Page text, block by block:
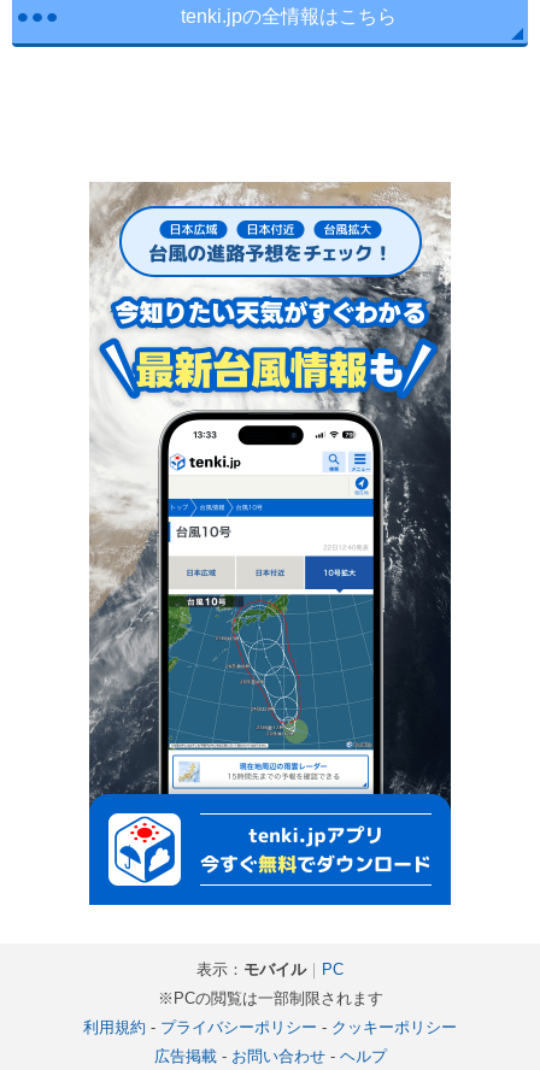
tenki.jpの全情報はこちら
表示： モバイル｜ PC
※PCの閲覧は一部制限されます
利用規約 - プライバシーポリシー - クッキーポリシー
広告掲載- お問い合わせ- ヘルプ